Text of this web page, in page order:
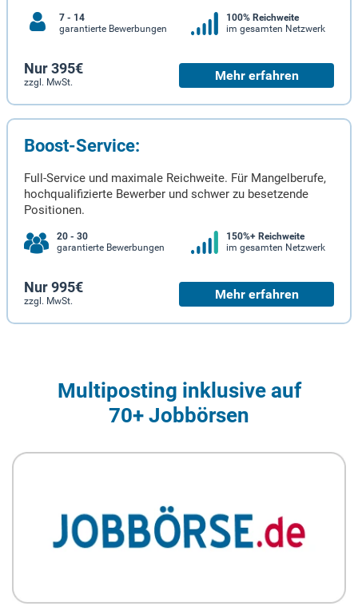
7 - 14
garantierte Bewerbungen
100% Reichweite
im gesamten Netzwerk
Nur 395€
zzgl. MwSt. Mehr erfahren
Boost-Service:
Full-Service und maximale Reichweite. Für Mangelberufe,
hochqualifizierte Bewerber und schwer zu besetzende
Positionen.
20 - 30
garantierte Bewerbungen
150%+ Reichweite
im gesamten Netzwerk
Nur 995€
zzgl. MwSt. Mehr erfahren
Multiposting inklusive auf
70+ Jobbörsen